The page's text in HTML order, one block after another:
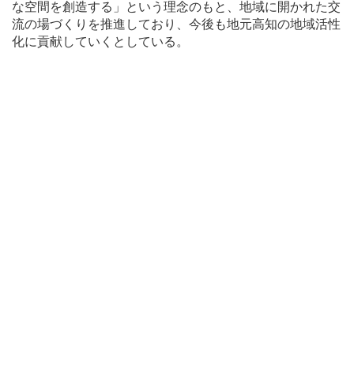
な空間を創造する」という理念のもと、地域に開かれた交
流の場づくりを推進しており、今後も地元高知の地域活性
化に貢献していくとしている。